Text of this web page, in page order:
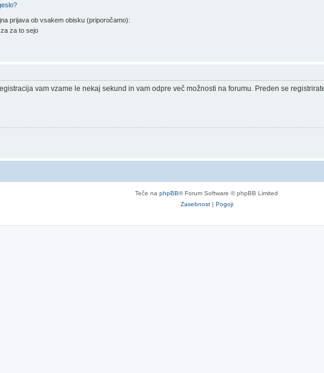
prijava ob vsakem obisku (priporočamo):
za to sejo
vam vzame le nekaj sekund in vam odpre več možnosti na forumu. Preden se
Teče na phpBB® Forum Software © phpBB Limited
Zasebnost| Pogoji